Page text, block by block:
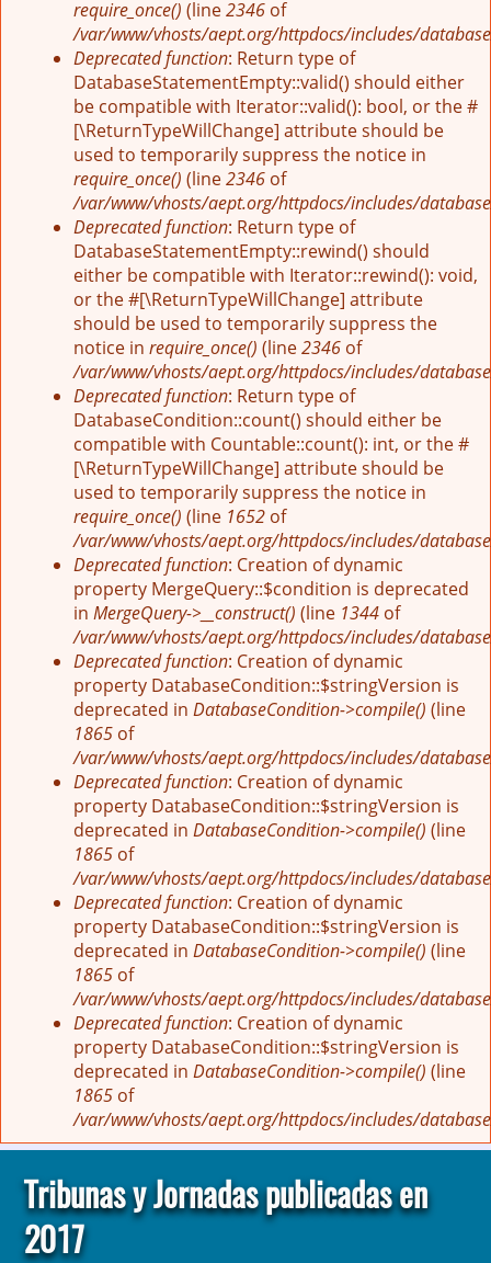
require_once() (line2346 of
/var/www/vhosts/aept.org/httpdocs/includes/
Deprecated function: Return type of
DatabaseStatementEmpty::valid() should either
be compatible with Iterator::valid(): bool, or the #
[\ReturnTypeWillChange] attribute should be
used to temporarily suppress the notice in
require_once() (line2346 of
/var/www/vhosts/aept.org/httpdocs/includes/
Deprecated function: Return type of
DatabaseStatementEmpty::rewind() should
either be compatible with Iterator::rewind(): void,
or the #[\ReturnTypeWillChange] attribute
should be used to temporarily suppress the
notice in require_once() (line2346 of
/var/www/vhosts/aept.org/httpdocs/includes/
Deprecated function: Return type of
DatabaseCondition::count() should either be
compatible with Countable::count(): int, or the #
[\ReturnTypeWillChange] attribute should be
used to temporarily suppress the notice in
require_once() (line 1652 of
/var/www/vhosts/aept.org/httpdocs/includes/
Deprecated function: Creation of dynamic
property MergeQuery::$condition is deprecated
in MergeQuery->__construct() (line 1344 of
/var/www/vhosts/aept.org/httpdocs/includes/
Deprecated function: Creation of dynamic
property DatabaseCondition::$stringVersion is
deprecated in DatabaseCondition->compile() (line
1865 of
/var/www/vhosts/aept.org/httpdocs/includes/
Deprecated function: Creation of dynamic
property DatabaseCondition::$stringVersion is
deprecated in DatabaseCondition->compile() (line
1865 of
/var/www/vhosts/aept.org/httpdocs/includes/
Deprecated function: Creation of dynamic
property DatabaseCondition::$stringVersion is
deprecated in DatabaseCondition->compile() (line
1865 of
/var/www/vhosts/aept.org/httpdocs/includes/
Deprecated function: Creation of dynamic
property DatabaseCondition::$stringVersion is
deprecated in DatabaseCondition->compile() (line
1865 of
/var/www/vhosts/aept.org/httpdocs/includes/
Tribunas y Jornadas publicadas en
2017